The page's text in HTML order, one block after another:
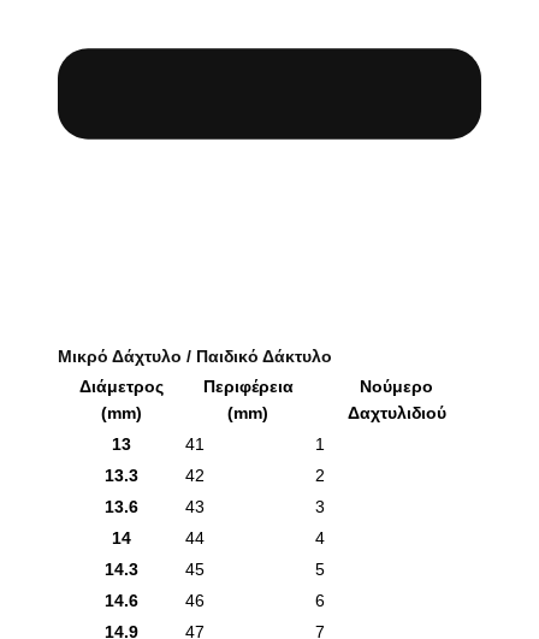
Μικρό Δάχτυλο / Παιδικό Δάκτυλο
Διάμετρος
(mm)
Περιφέρεια
(mm)
Νούμερο
Δαχτυλιδιού
13
41
1
13.3
42
2
13.6
43
3
14
44
4
14.3
45
5
14.6
46
6
14.9
47
7